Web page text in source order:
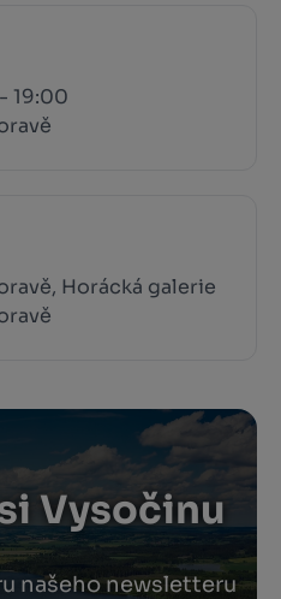
19:00
Horácká galerie
Vysočinu
našeho newsletteru